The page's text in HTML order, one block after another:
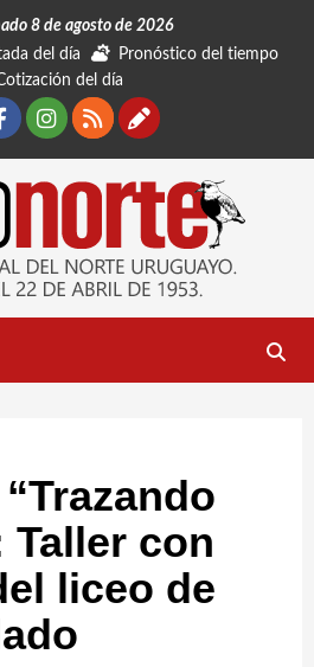
8 de agosto de 2026
del día
Pronóstico del tiempo
del día
Instagram
RSSContáctanos
Taller con
liceo de